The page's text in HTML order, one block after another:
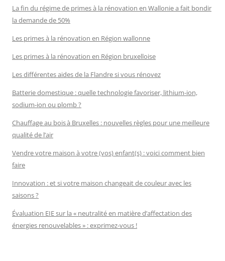
La fin du régime de primes à la rénovation en Wallonie a fait bondir
la demande de 50%
Les primes à la rénovation en Région wallonne
Les primes à la rénovation en Région bruxelloise
Les différentes aides de la Flandre si vous rénovez
Batterie domestique : quelle technologie favoriser, lithium-ion,
sodium-ion ou plomb ?
Chauffage au bois à Bruxelles : nouvelles règles pour une meilleure
qualité de l’air
Vendre votre maison à votre (vos) enfant(s) : voici comment bien
faire
Innovation : et si votre maison changeait de couleur avec les
saisons ?
Évaluation EIE sur la « neutralité en matière d’affectation des
énergies renouvelables » : exprimez-vous !